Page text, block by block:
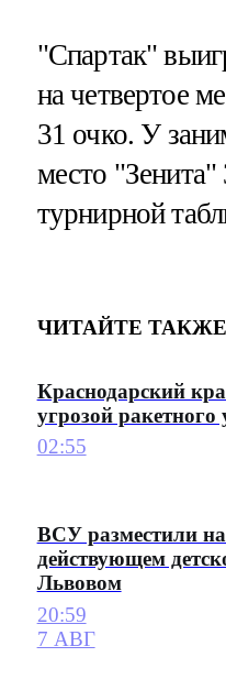
"Спартак"
на четвертое
31 очко. У
место "Зенита"
турнирной
ЧИТАЙТЕ ТАКЖЕ
Краснодарский
угрозой ракетного
02:55
ВСУ разместили
действующем
Львовом
20:59
7 АВГ